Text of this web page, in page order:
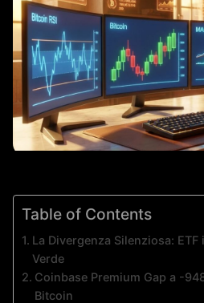
Table of Contents
La Divergenza Silenziosa:
Verde
Coinbase Premium Gap a -
Bitcoin